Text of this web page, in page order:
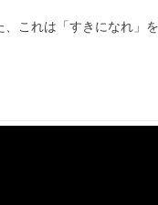
これは「すきになれ」